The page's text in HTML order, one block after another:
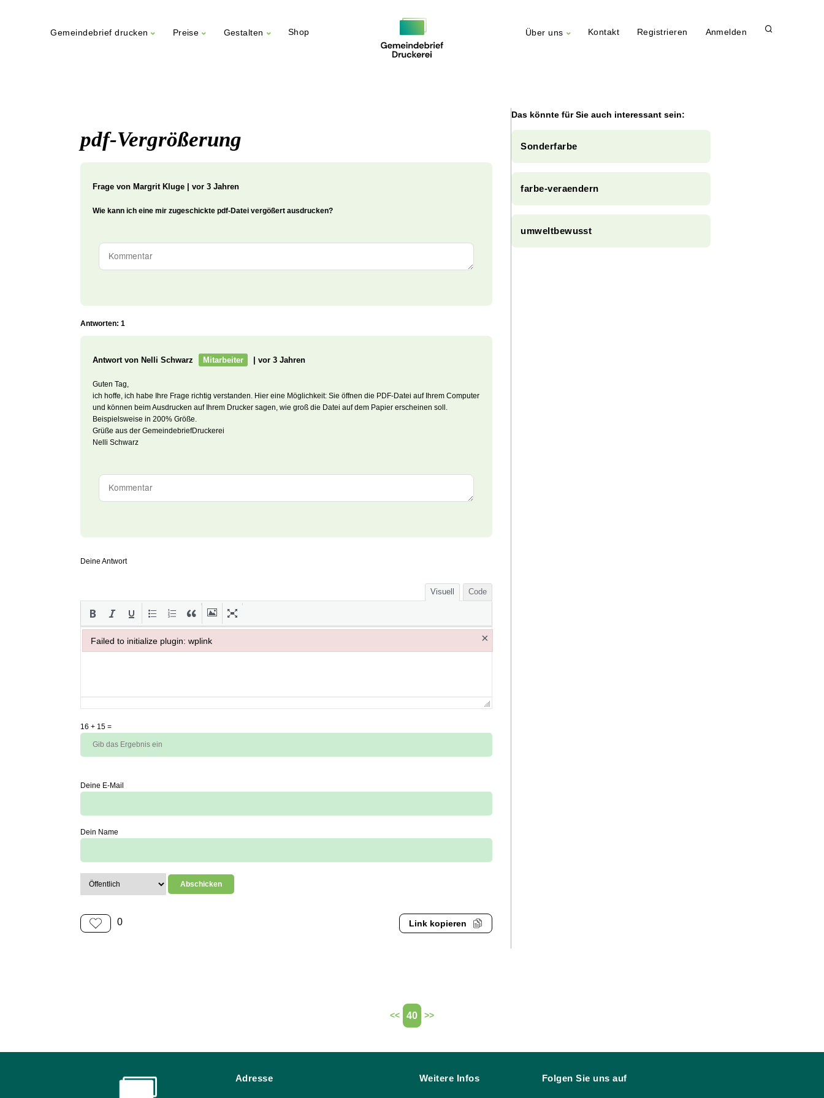
Gemeindebrief drucken Preise Gestalten Shop Über uns Kontakt Registrieren Anmelden
pdf-Vergrößerung
Frage von Margrit Kluge | vor 3 Jahren
Wie kann ich eine mir zugeschickte pdf-Datei vergößert ausdrucken?
Antworten: 1
Antwort von Nelli Schwarz Mitarbeiter | vor 3 Jahren
Guten Tag,
ich hoffe, ich habe Ihre Frage richtig verstanden. Hier eine Möglichkeit: Sie öffnen die PDF-Datei auf Ihrem Computer
und können beim Ausdrucken auf Ihrem Drucker sagen, wie groß die Datei auf dem Papier erscheinen soll.
Beispielsweise in 200% Größe.
Grüße aus der GemeindebriefDruckerei
Nelli Schwarz
Deine Antwort
Visuell Code
16 + 15 =
Deine E-Mail
Dein Name
0 Link kopieren
Das könnte für Sie auch interessant sein:
Sonderfarbe
farbe-veraendern
umweltbewusst
<< 40 >>
Adresse Weitere Infos Folgen Sie uns auf
Failed to initialize plugin: wplink ×
Failed to initialize plugin: wplink